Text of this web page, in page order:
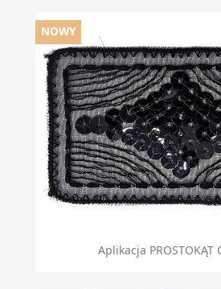
Aplikacja PROSTOKĄT
NOWY